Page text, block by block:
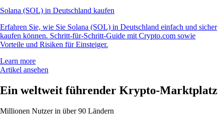
Solana (SOL) in Deutschland kaufen
Erfahren Sie, wie Sie Solana (SOL) in Deutschland einfach und sicher
kaufen können. Schritt-für-Schritt-Guide mit Crypto.com sowie
Vorteile und Risiken für Einsteiger.
Learn more
Artikel ansehen
Ein weltweit führender Krypto-Marktplatz
Millionen Nutzer in über 90 Ländern